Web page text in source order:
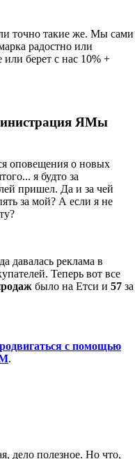
точно такие же. Мы сами
радостно или
или берет с нас 10% +
ЯМы
оповещения о новых
я будто за
пришел. Да и за чей
за мой? А если я не
давалась реклама в
Теперь вот все
было на Етси и 57 за
с помощью
.
дело полезное. Но что,